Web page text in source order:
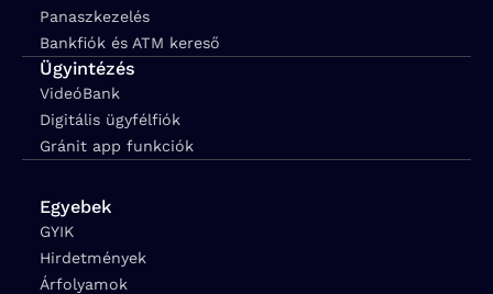
Panaszkezelés
Bankfiók és ATM kereső
Ügyintézés
VideóBank
Digitális ügyfélfiók
Gránit app funkciók
Egyebek
GYIK
Hirdetmények
Árfolyamok